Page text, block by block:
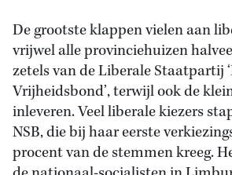
De grootste klappen vielen aan
vrijwel alle provinciehuizen
zetels van de Liberale Staatpartij
Vrijheidsbond’, terwijl ook de
inleveren. Veel liberale kiezers
NSB, die bij haar eerste
procent van de stemmen kreeg.